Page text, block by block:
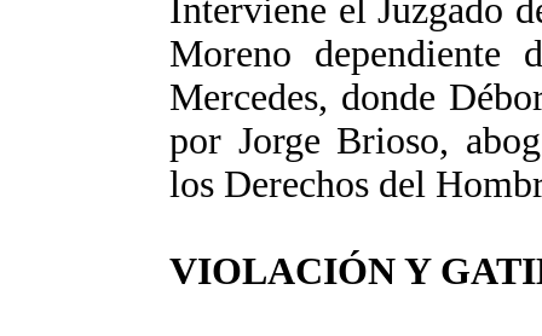
Interviene el Juzgado
Moreno dependiente
Mercedes, donde
por Jorge Brioso,
los Derechos del
VIOLACIÓN Y